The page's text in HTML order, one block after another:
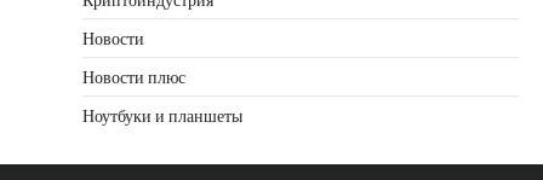
Новости
Новости плюс
Ноутбуки и планшеты